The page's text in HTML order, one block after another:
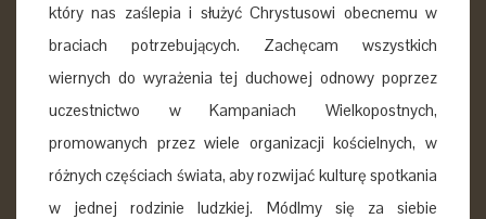
który nas zaślepia i służyć Chrystusowi obecnemu w
braciach potrzebujących. Zachęcam wszystkich
wiernych do wyrażenia tej duchowej odnowy poprzez
uczestnictwo w Kampaniach Wielkopostnych,
promowanych przez wiele organizacji kościelnych, w
różnych częściach świata, aby rozwijać kulturę spotkania
w jednej rodzinie ludzkiej. Módlmy się za siebie